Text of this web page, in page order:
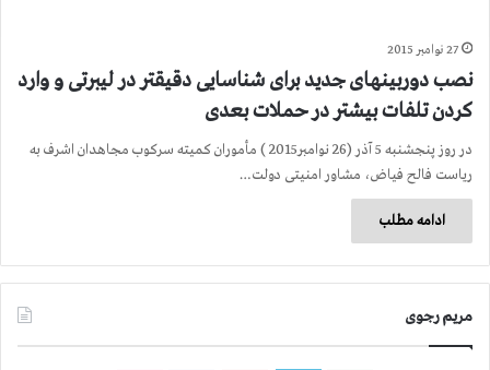
27 نوامبر 2015
نصب دوربینهای جدید برای شناسایی دقیقتر در لیبرتی و وارد
كردن تلفات بیشتر در حملات بعدی
در روز پنجشنبه 5 آذر (26 نوامبر2015 ) مأموران كمیته سركوب مجاهدان اشرف به
ریاست فالح فیاض، مشاور امنیتی دولت…
ادامه مطلب
مریم رجوی